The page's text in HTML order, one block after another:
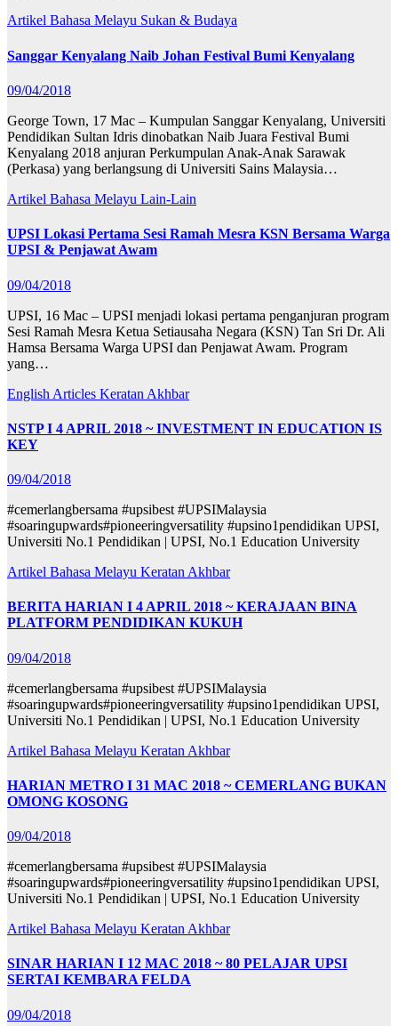
Artikel Bahasa Melayu Sukan & Budaya
Sanggar Kenyalang Naib Johan Festival Bumi Kenyalang
09/04/2018
George Town, 17 Mac – Kumpulan Sanggar Kenyalang, Universiti
Pendidikan Sultan Idris dinobatkan Naib Juara Festival Bumi
Kenyalang 2018 anjuran Perkumpulan Anak-Anak Sarawak
(Perkasa) yang berlangsung di Universiti Sains Malaysia…
Artikel Bahasa Melayu Lain-Lain
UPSI Lokasi Pertama Sesi Ramah Mesra KSN Bersama Warga
UPSI & Penjawat Awam
09/04/2018
UPSI, 16 Mac – UPSI menjadi lokasi pertama penganjuran program
Sesi Ramah Mesra Ketua Setiausaha Negara (KSN) Tan Sri Dr. Ali
Hamsa Bersama Warga UPSI dan Penjawat Awam. Program
yang…
English Articles Keratan Akhbar
NSTP I 4 APRIL 2018 ~ INVESTMENT IN EDUCATION IS
KEY
09/04/2018
#cemerlangbersama #upsibest #UPSIMalaysia
#soaringupwards#pioneeringversatility #upsino1pendidikan UPSI,
Universiti No.1 Pendidikan | UPSI, No.1 Education University
Artikel Bahasa Melayu Keratan Akhbar
BERITA HARIAN I 4 APRIL 2018 ~ KERAJAAN BINA
PLATFORM PENDIDIKAN KUKUH
09/04/2018
#cemerlangbersama #upsibest #UPSIMalaysia
#soaringupwards#pioneeringversatility #upsino1pendidikan UPSI,
Universiti No.1 Pendidikan | UPSI, No.1 Education University
Artikel Bahasa Melayu Keratan Akhbar
HARIAN METRO I 31 MAC 2018 ~ CEMERLANG BUKAN
OMONG KOSONG
09/04/2018
#cemerlangbersama #upsibest #UPSIMalaysia
#soaringupwards#pioneeringversatility #upsino1pendidikan UPSI,
Universiti No.1 Pendidikan | UPSI, No.1 Education University
Artikel Bahasa Melayu Keratan Akhbar
SINAR HARIAN I 12 MAC 2018 ~ 80 PELAJAR UPSI
SERTAI KEMBARA FELDA
09/04/2018